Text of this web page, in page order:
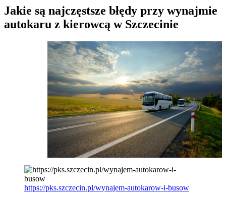
Jakie są najczęstsze błędy przy wynajmie
autokaru z kierowcą w Szczecinie
https://pks.szczecin.pl/wynajem-autokarow-i-busow